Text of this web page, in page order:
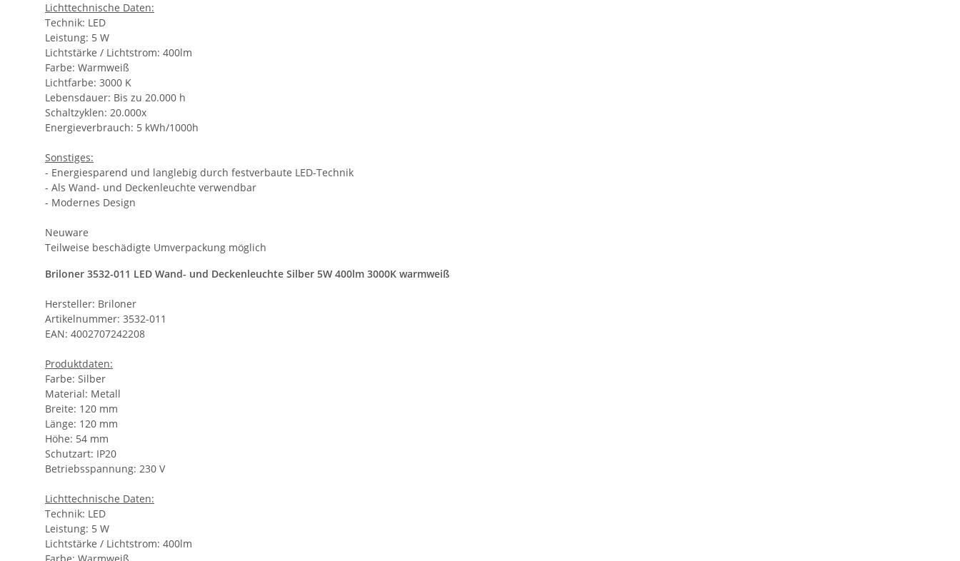
Lichttechnische Daten:
Technik: LED
Leistung: 5 W
Lichtstärke / Lichtstrom: 400lm
Farbe: Warmweiß
Lichtfarbe: 3000 K
Lebensdauer: Bis zu 20.000 h
Schaltzyklen: 20.000x
Energieverbrauch: 5 kWh/1000h
Sonstiges:
- Energiesparend und langlebig durch festverbaute LED-Technik
- Als Wand- und Deckenleuchte verwendbar
- Modernes Design
Neuware
Teilweise beschädigte Umverpackung möglich
Briloner 3532-011 LED Wand- und Deckenleuchte Silber 5W 400lm 3000K warmweiß
Hersteller: Briloner
Artikelnummer: 3532-011
EAN: 4002707242208
Produktdaten:
Farbe: Silber
Material: Metall
Breite: 120 mm
Länge: 120 mm
Höhe: 54 mm
Schutzart: IP20
Betriebsspannung: 230 V
Lichttechnische Daten:
Technik: LED
Leistung: 5 W
Lichtstärke / Lichtstrom: 400lm